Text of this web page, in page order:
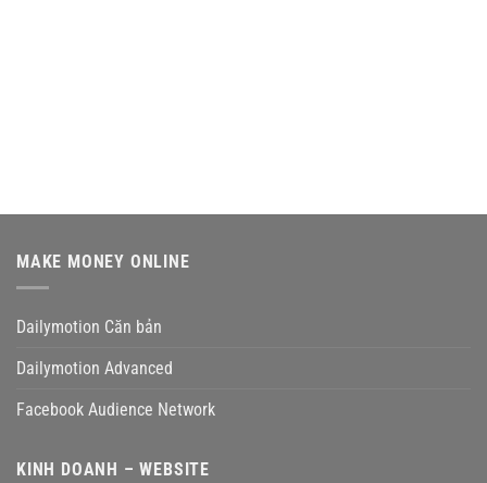
MAKE MONEY ONLINE
Dailymotion Căn bản
Dailymotion Advanced
Facebook Audience Network
KINH DOANH – WEBSITE